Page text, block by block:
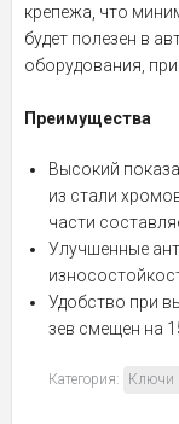
крепежа, что
будет полезен в
оборудования,
Преимущества
Высокий
из стали
части
Улучшенные
Удобство при
зев смещен на
Категория: Ключи